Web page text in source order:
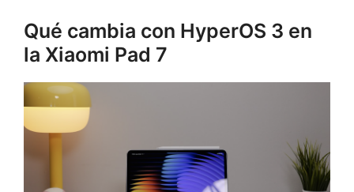
Qué cambia con HyperOS 3 en
la Xiaomi Pad 7